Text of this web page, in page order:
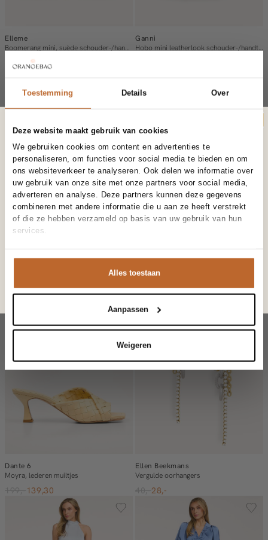
Toestemming Details Over
Deze website maakt gebruik van cookies
We gebruiken cookies om content en advertenties te
personaliseren, om functies voor social media te bieden en om
ons websiteverkeer te analyseren. Ook delen we informatie over
uw gebruik van onze site met onze partners voor social media,
adverteren en analyse. Deze partners kunnen deze gegevens
combineren met andere informatie die u aan ze heeft verstrekt
of die ze hebben verzameld op basis van uw gebruik van hun
services.
Alles toestaan
Aanpassen
Weigeren
Elleme
Boomerang mini, suède schouder-/handtas
435,-
Ganni
Hobo mini leatherlook schouder-/handtas
220,-
Dante 6
Moyra, lederen muiltjes
139,30
Ellen Beekmans
Vergulde oorhangers
28,-
Enjoy 10% off your first order
Schrijf je in voor The Orange Club en ontvang als eerste exclusieve
aanbiedingen, nieuwe collecties en zorgvuldig geselecteerde
fashioninspiratie.
Als welkomstcadeau ontvang je10% kortingop je eerste bestelling.
Email
SCHRIJF JE IN
Ik wil geen korting